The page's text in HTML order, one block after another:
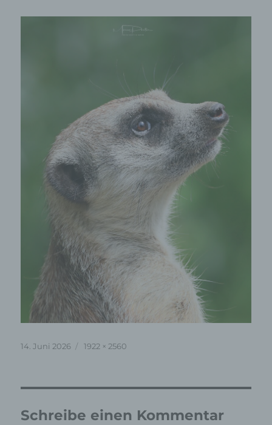
Veröffentlicht
14. Juni 2026 Originalgröße
1922 × 2560
Schreibe einen Kommentar